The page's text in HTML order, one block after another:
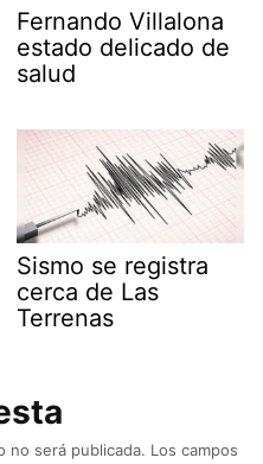
Fernando Villalona
estado delicado de
salud
Sismo se registra
cerca de Las
Terrenas
no será publicada. Los campos